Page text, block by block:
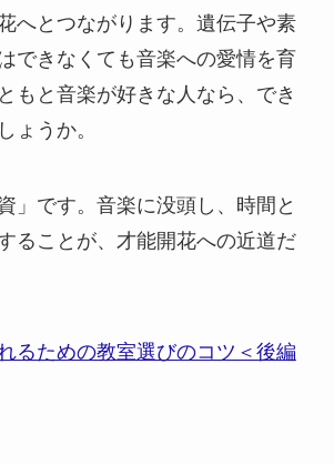
へとつながります。遺伝子や素
できなくても音楽への愛情を育
もと音楽が好きな人なら、でき
ょうか。
」です。音楽に没頭し、時間と
ることが、才能開花への近道だ
るための教室選びのコツ＜後編